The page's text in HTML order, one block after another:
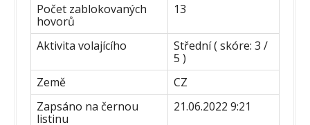
Počet zablokovaných
hovorů
13
Aktivita volajícího
Střední ( skóre: 3 /
5 )
Země
CZ
Zapsáno na černou
listinu
21.06.2022 9:21